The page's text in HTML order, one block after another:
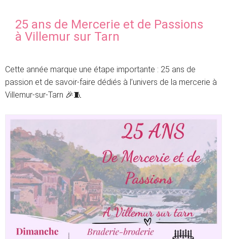
25 ans de Mercerie et de Passions
à Villemur sur Tarn
Cette année marque une étape importante : 25 ans de
passion et de savoir-faire dédiés à l’univers de la mercerie à
Villemur-sur-Tarn 🎉🧵